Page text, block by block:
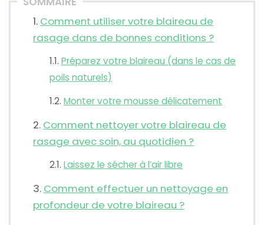
Comment utiliser votre blaireau de
rasage dans de bonnes conditions ?
Préparez votre blaireau (dans le cas de
poils naturels)
Monter votre mousse délicatement
Comment nettoyer votre blaireau de
rasage avec soin, au quotidien ?
Laissez le sécher à l’air libre
Comment effectuer un nettoyage en
profondeur de votre blaireau ?